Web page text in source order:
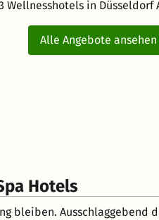
Wellnesshotels in Düsseldorf
Alle Angebote ansehen
Hotels
bleiben. Ausschlaggebend